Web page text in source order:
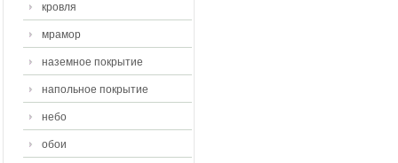
кровля
мрамор
наземное покрытие
напольное покрытие
небо
обои